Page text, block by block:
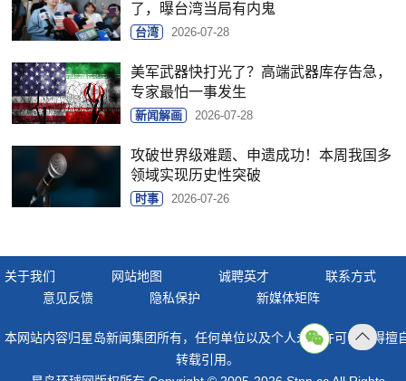
了，曝台湾当局有内鬼
台湾 2026-07-28
美军武器快打光了？高端武器库存告急，
专家最怕一事发生
新闻解画 2026-07-28
攻破世界级难题、申遗成功！本周我国多
领域实现历史性突破
时事 2026-07-26
关于我们 网站地图 诚聘英才
联系方式
意见反馈
隐私保护 新媒体矩阵
本网站内容归星岛新闻集团所有，任何单位以及个人未经许可，不得擅
转载引用。